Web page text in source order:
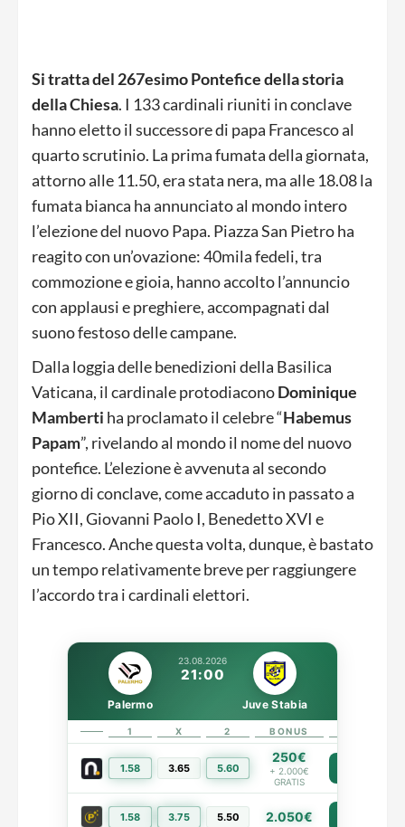
Si tratta del 267esimo Pontefice della storia
della Chiesa. I 133 cardinali riuniti in conclave
hanno eletto il successore di papa Francesco al
quarto scrutinio. La prima fumata della giornata,
attorno alle 11.50, era stata nera, ma alle 18.08 la
fumata bianca ha annunciato al mondo intero
l’elezione del nuovo Papa. Piazza San Pietro ha
reagito con un’ovazione: 40mila fedeli, tra
commozione e gioia, hanno accolto l’annuncio
con applausi e preghiere, accompagnati dal
suono festoso delle campane.
Dalla loggia delle benedizioni della Basilica
Vaticana, il cardinale protodiaconoDominique
Mamberti ha proclamato il celebre “Habemus
Papam”, rivelando al mondo il nome del nuovo
pontefice. L’elezione è avvenuta al secondo
giorno di conclave, come accaduto in passato a
Pio XII, Giovanni Paolo I, Benedetto XVI e
Francesco. Anche questa volta, dunque, è bastato
un tempo relativamente breve per raggiungere
l’accordo tra i cardinali elettori.
23.08.2026
21:00
Palermo Juve Stabia
1 X 2 BONUS
1.58 3.65 5.60
250€
+ 2.000€
GRATIS
1.58 3.75 5.50 2.050€